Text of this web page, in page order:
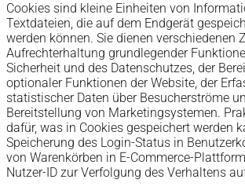
Cookies sind kleine Einheiten von
Textdateien, die auf dem Endgerät
werden können. Sie dienen verschiedenen
Aufrechterhaltung grundlegender
Sicherheit und des Datenschutzes, der
optionaler Funktionen der Website, der
statistischer Daten über Besucherströme
Bereitstellung von Marketingsystemen.
dafür, was in Cookies gespeichert werden
Speicherung des Login-Status in
von Warenkörben in E-Commerce-
Nutzer-ID zur Verfolgung des Verhaltens